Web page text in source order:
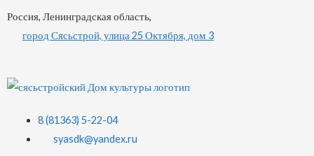
Россия, Ленинградская область,
город Сясьстрой, улица 25 Октября, дом 3
8 (81363) 5-22-04
syasdk@yandex.ru